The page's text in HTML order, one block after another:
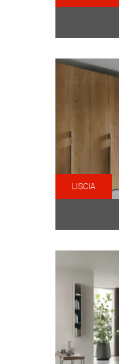
LISCIA